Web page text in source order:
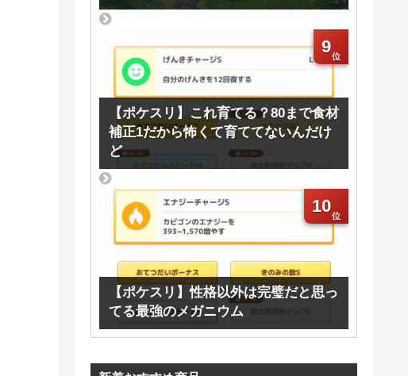
9
【ポケスリ】これ育てる？80まで食材
補正1だから怖くて育ててないんだけ
ど
10
【ポケスリ】性格以外は完璧だと思っ
てる最強のメガニウム